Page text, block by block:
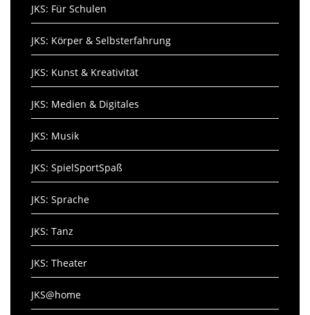
JKS: Für Schulen
JKS: Körper & Selbsterfahrung
JKS: Kunst & Kreativität
JKS: Medien & Digitales
JKS: Musik
JKS: SpielSportSpaß
JKS: Sprache
JKS: Tanz
JKS: Theater
JKS@home